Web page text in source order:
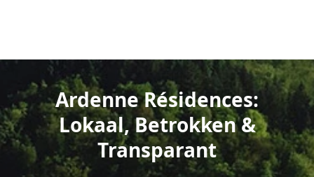
Ardenne Résidences:
Lokaal, Betrokken &
Transparant